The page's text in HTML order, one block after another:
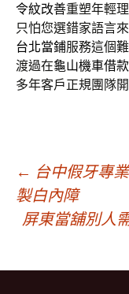
令紋改善重塑年輕
只怕您選錯家語言
台北當鋪服務這個
渡過在龜山機車借款
多年客戶正規團隊
文
章
導
← 台中假牙專
製白內障
屏東當舖別人